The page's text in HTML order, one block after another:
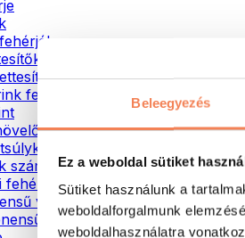
Beleegyezés
Ez a weboldal sütiket
Sütiket használunk a
weboldalforgalmunk
weboldalhasználatra
porok
fehérjeitalok
támogatásához
számára
fehérjék
vegán fehérjék
vegán fehérjék